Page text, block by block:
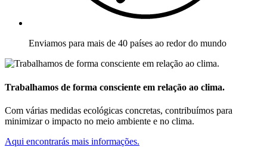
Enviamos para mais de 40 países ao redor do mundo
Trabalhamos de forma consciente em relação ao clima.
Com várias medidas ecológicas concretas, contribuímos para
minimizar o impacto no meio ambiente e no clima.
Aqui encontrarás mais informações.